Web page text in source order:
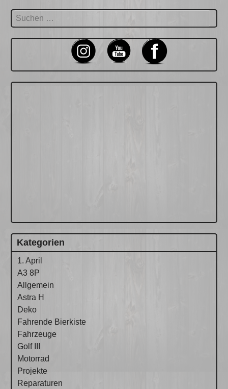
Suchen
nach:
Kategorien
1. April
A3 8P
Allgemein
Astra H
Deko
Fahrende Bierkiste
Fahrzeuge
Golf III
Motorrad
Projekte
Reparaturen